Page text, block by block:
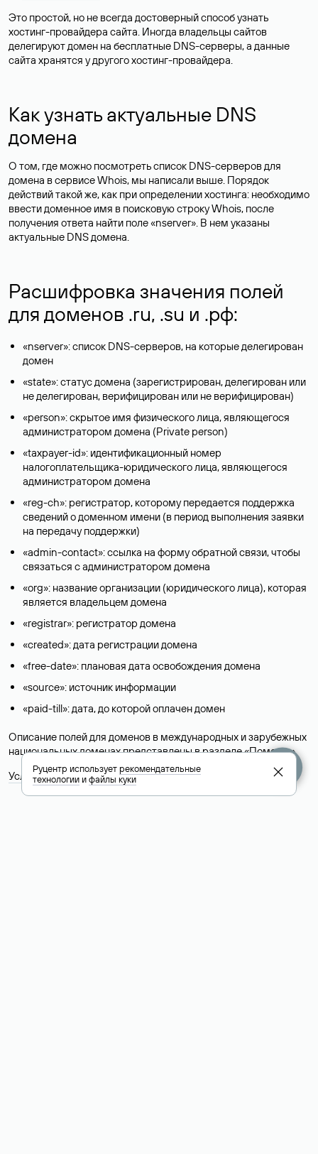
Это простой, но не всегда достоверный способ узнать
хостинг-провайдера сайта. Иногда владельцы сайтов
делегируют домен на бесплатные DNS-серверы, а данные
сайта хранятся у другого хостинг-провайдера.
Как узнать актуальные DNS
домена
О том, где можно посмотреть список DNS-серверов для
домена в сервисе Whois, мы написали выше. Порядок
действий такой же, как при определении хостинга: необходимо
ввести доменное имя в поисковую строку Whois, после
получения ответа найти поле «nserver». В нем указаны
актуальные DNS домена.
Расшифровка значения полей
для доменов .ru, .su и .рф:
«nserver»: список DNS-серверов, на которые делегирован
домен
«state»: статус домена (зарегистрирован, делегирован или
не делегирован, верифицирован или не верифицирован)
«person»: скрытое имя физического лица, являющегося
администратором домена (Privatе person)
«taxpayer-id»: идентификационный номер
налогоплательщика-юридического лица, являющегося
администратором домена
«reg-ch»: регистратор, которому передается поддержка
сведений о доменном имени (в период выполнения заявки
на передачу поддержки)
«admin-contact»: ссылка на форму обратной связи, чтобы
связаться с администратором домена
«org»: название организации (юридического лица), которая
является владельцем домена
«registrar»: регистратор домена
«created»: дата регистрации домена
«free-date»: плановая дата освобождения домена
«source»: источник информации
«paid-till»: дата, до которой оплачен домен
Описание полей для доменов в международных и зарубежных
национальных доменах представлены в разделе «Помощь».
Условия использования Whois-сервиса
Руцентр используетрекомендательные
технологииифайлы куки